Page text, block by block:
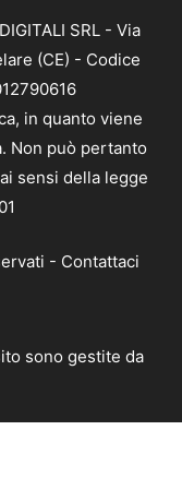
SRL - Via
(CE) - Codice
in quanto viene
Non può pertanto
sensi della legge
- Contattaci
sono gestite da